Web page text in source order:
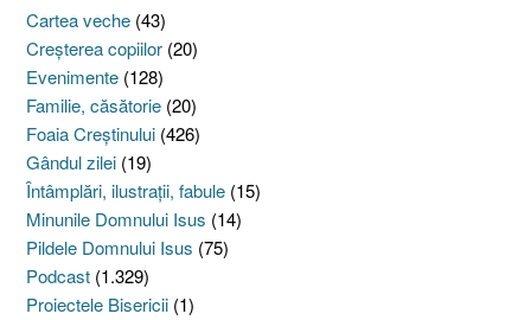
Cartea veche (43)
Creşterea copiilor (20)
Evenimente (128)
Familie, căsătorie (20)
Foaia Creştinului (426)
Gândul zilei (19)
Întâmplări, ilustraţii, fabule (15)
Minunile Domnului Isus (14)
Pildele Domnului Isus (75)
Podcast (1.329)
Proiectele Bisericii (1)